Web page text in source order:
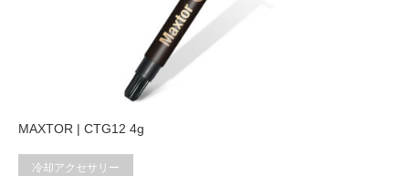
MAXTOR | CTG12 4g
冷却アクセサリー